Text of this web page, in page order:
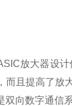
放大器设
且提高了放
双向数字通信